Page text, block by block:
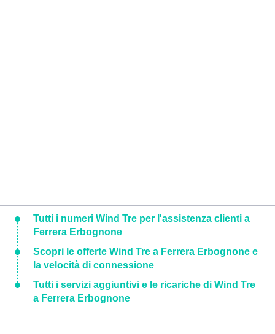
Tutti i numeri Wind Tre per l'assistenza clienti a
Ferrera Erbognone
Scopri le offerte Wind Tre a Ferrera Erbognone e
la velocità di connessione
Tutti i servizi aggiuntivi e le ricariche di Wind Tre
a Ferrera Erbognone